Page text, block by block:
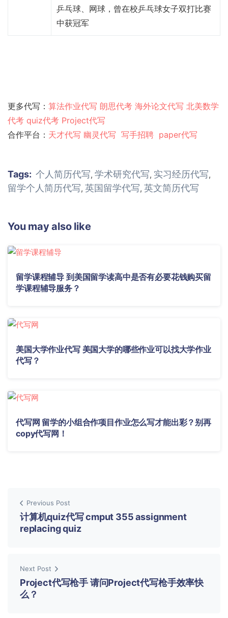
乒乓球、网球，曾在校乒乓球女子双打比赛
中获冠军
更多代写： 算法作业代写 朗思代考 海外论文代写 北美数学
代考 quiz代考 Project代写
合作平台： 天才代写 幽灵代写 写手招聘 paper代写
Tags: 个人简历代写, 学术研究代写, 实习经历代写,
留学个人简历代写, 英国留学代写, 英文简历代写
You may also like
留学课程辅导 到美国留学读高中是否有必要花钱购买留
学课程辅导服务？
美国大学作业代写 美国大学的哪些作业可以找大学作业
代写？
代写网 留学的小组合作项目作业怎么写才能出彩？别再
copy代写网！
Previous Post
计算机quiz代写 cmput 355 assignment
replacing quiz
Next Post
Project代写枪手 请问Project代写枪手效率快
么？